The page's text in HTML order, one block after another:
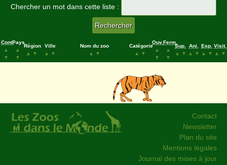
Chercher un mot dans cette liste :
Cont.
▲
▼
Pays
▲
▼
Région
▲
▼
Ville
▲
▼
Nom du zoo
▲
▼
Catégorie
▲
▼
Ouv.
▲
▼
Ferm.
▲
▼
Sup.
▲
▼
Ani.
▲
▼
Esp.
▲
▼
Visit.
▲
▼
Contact
Newsletter
Plan du site
Mentions légales
Journal des mises à jour